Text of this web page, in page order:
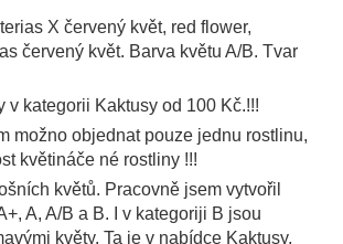
X červený květ, red flower,
červený květ. Barva květu A/B. Tvar
v kategorii Kaktusy od 100 Kč.!!!
možno objednat pouze jednu rostlinu,
květináče né rostliny !!!
květů. Pracovně jsem vytvořil
A, A/B a B. I v kategoriji B jsou
květy. Ta je v nabídce Kaktusy,